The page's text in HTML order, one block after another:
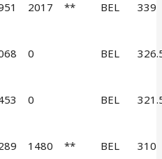
2017 ** BEL 339
0 BEL
0 BEL
1480 ** BEL 310